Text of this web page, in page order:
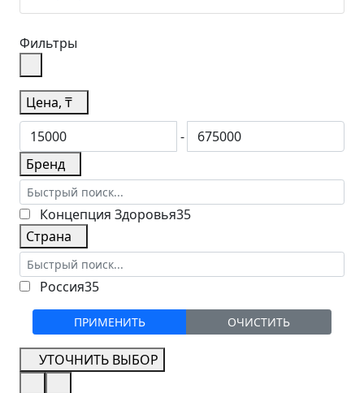
Фильтры
Цена, ₸
-
Бренд
Концепция Здоровья35
Страна
Россия35
ОЧИСТИТЬ
УТОЧНИТЬ ВЫБОР